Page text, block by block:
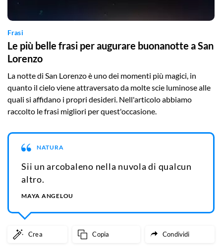
Frasi
Le più belle frasi per augurare buonanotte a San
Lorenzo
La notte di San Lorenzo è uno dei momenti più magici, in
quanto il cielo viene attraversato da molte scie luminose alle
quali si affidano i propri desideri. Nell'articolo abbiamo
raccolto le frasi migliori per quest'occasione.
NATURA
Sii un arcobaleno nella nuvola di qualcun
altro.
MAYA ANGELOU
Crea Copia Condividi